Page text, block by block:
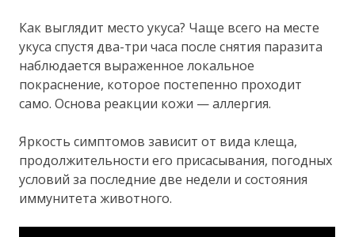
Как выглядит место укуса? Чаще всего на месте
укуса спустя два-три часа после снятия паразита
наблюдается выраженное локальное
покраснение, которое постепенно проходит
само. Основа реакции кожи — аллергия.
Яркость симптомов зависит от вида клеща,
продолжительности его присасывания, погодных
условий за последние две недели и состояния
иммунитета животного.